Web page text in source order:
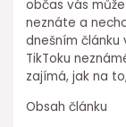
občas vás
neznáte a
dnešním článku
TikToku
zajímá, jak na
Obsah článku